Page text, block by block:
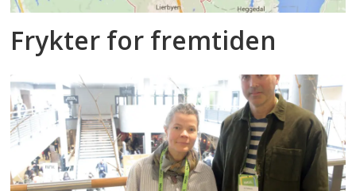
Frykter for fremtiden